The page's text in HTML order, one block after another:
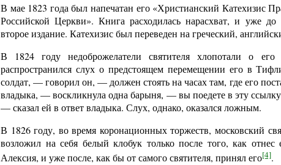
В мае 1823 года был напечатан его «Христианский Катехизис
Российской Церкви». Книга расходилась нарасхват, и уже
второе издание. Катехизис был переведен на греческий,
В 1824 году недоброжелатели святителя хлопотали о
распространился слух о предстоящем перемещении его в
солдат, — говорил он, — должен стоять на часах там, где его
владыка, — воскликнула одна барыня, — вы поедете в эту
— сказал ей в ответ владыка. Слух, однако, оказался ложным.
В 1826 году, во время коронационных торжеств, московский
возложил на себя белый клобук только после того, как
Алексия, и уже после, как бы от самого святителя, принял его[4].